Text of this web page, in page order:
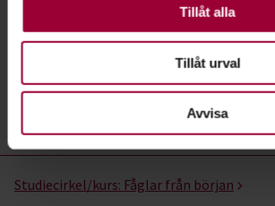
Tillåt alla
Tillåt urval
Avvisa
2026-08-22
lördag 08:00 - 11:00
Antal tillfällen
0
Gratis
Studiecirkel/kurs: Fåglar från början